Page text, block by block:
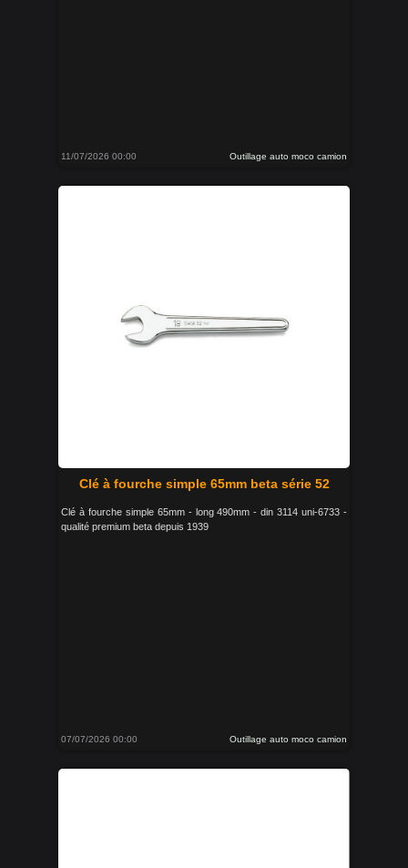
11/07/2026 00:00 Outillage auto moco camion
Clé à fourche simple 65mm beta série 52
Clé à fourche simple 65mm - long 490mm - din 3114 uni-6733 -
qualité premium beta depuis 1939
07/07/2026 00:00 Outillage auto moco camion